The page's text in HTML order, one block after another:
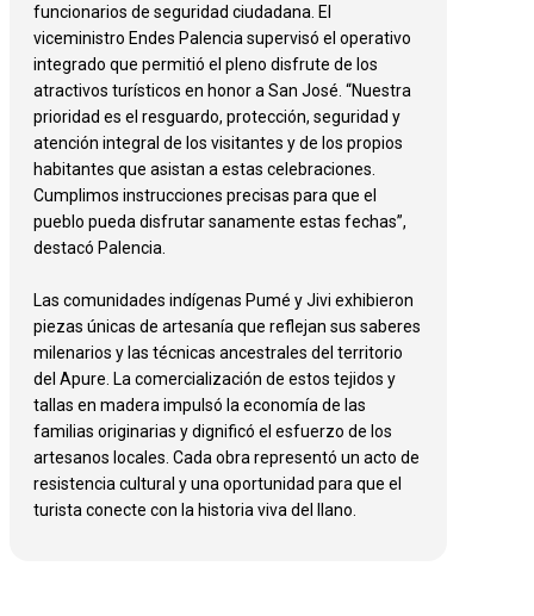
funcionarios de seguridad ciudadana. El
viceministro Endes Palencia supervisó el operativo
integrado que permitió el pleno disfrute de los
atractivos turísticos en honor a San José. ‎“Nuestra
prioridad es el resguardo, protección, seguridad y
atención integral de los visitantes y de los propios
habitantes que asistan a estas celebraciones.
Cumplimos instrucciones precisas para que el
pueblo pueda disfrutar sanamente estas fechas”,
destacó Palencia.
Las comunidades indígenas Pumé y Jivi exhibieron
piezas únicas de artesanía que reflejan sus saberes
milenarios y las técnicas ancestrales del territorio
del Apure. La comercialización de estos tejidos y
tallas en madera impulsó la economía de las
familias originarias y dignificó el esfuerzo de los
artesanos locales. Cada obra representó un acto de
resistencia cultural y una oportunidad para que el
turista conecte con la historia viva del llano.